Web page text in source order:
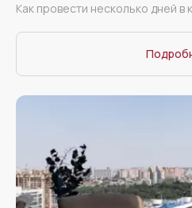
Как провести несколько дней